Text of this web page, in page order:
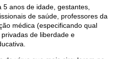
anos de idade, gestantes,
de saúde, professores da
médica (especificando qual
de liberdade e